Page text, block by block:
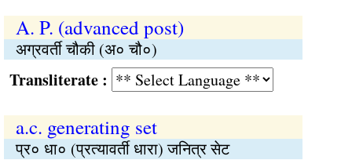
A. P. (advanced post)
अग्रवर्ती चौकी (अ० चौ०)
:
a.c. generating set
प्र० धा० (प्रत्यावर्ती धारा) जनित्र सेट